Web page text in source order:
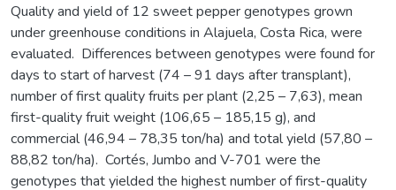
Quality and yield of 12 sweet pepper genotypes grown
under greenhouse conditions in Alajuela, Costa Rica, were
evaluated. Differences between genotypes were found for
days to start of harvest (74 – 91 days after transplant),
number of first quality fruits per plant (2,25 – 7,63), mean
first-quality fruit weight (106,65 – 185,15 g), and
commercial (46,94 – 78,35 ton/ha) and total yield (57,80 –
88,82 ton/ha). Cortés, Jumbo and V-701 were the
genotypes that yielded the highest number of first-quality